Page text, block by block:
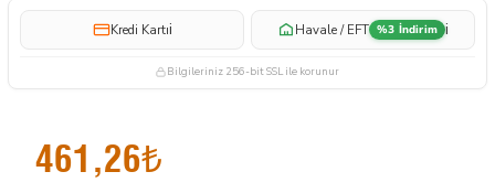
Kredi Kartıi Havale / EFT %3 İndirim i
Bilgileriniz 256-bit SSL ile korunur
461,26₺